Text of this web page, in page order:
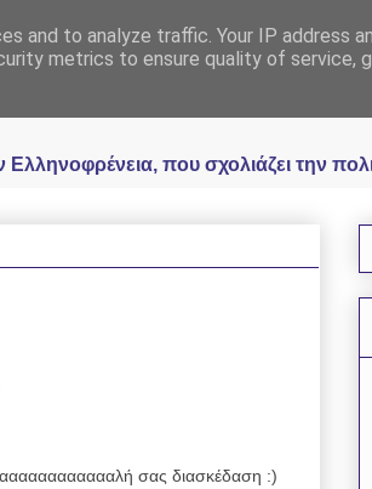
που σχολιάζει την
σας διασκέδαση :)
and to analyze traffic. Your IP address
metrics to ensure quality of service,